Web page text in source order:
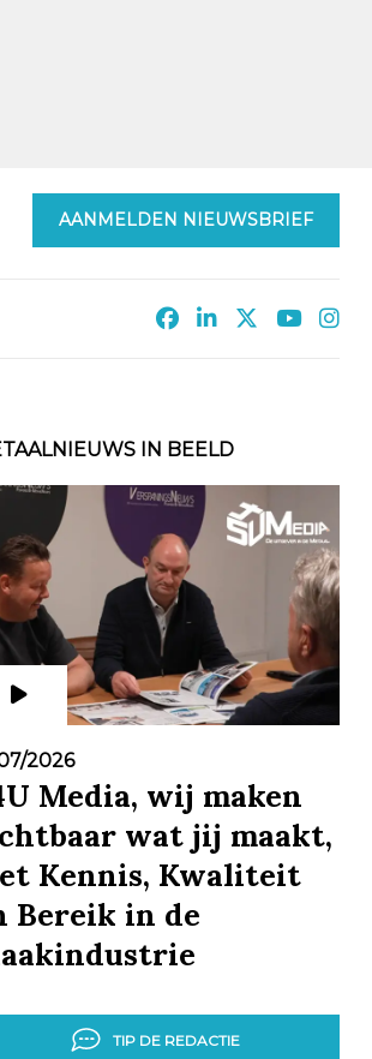
AANMELDEN NIEUWSBRIEF
IN BEELD
2026
Media, wij maken
wat jij maakt,
Kennis, Kwaliteit
Bereik in de
TIP DE REDACTIE